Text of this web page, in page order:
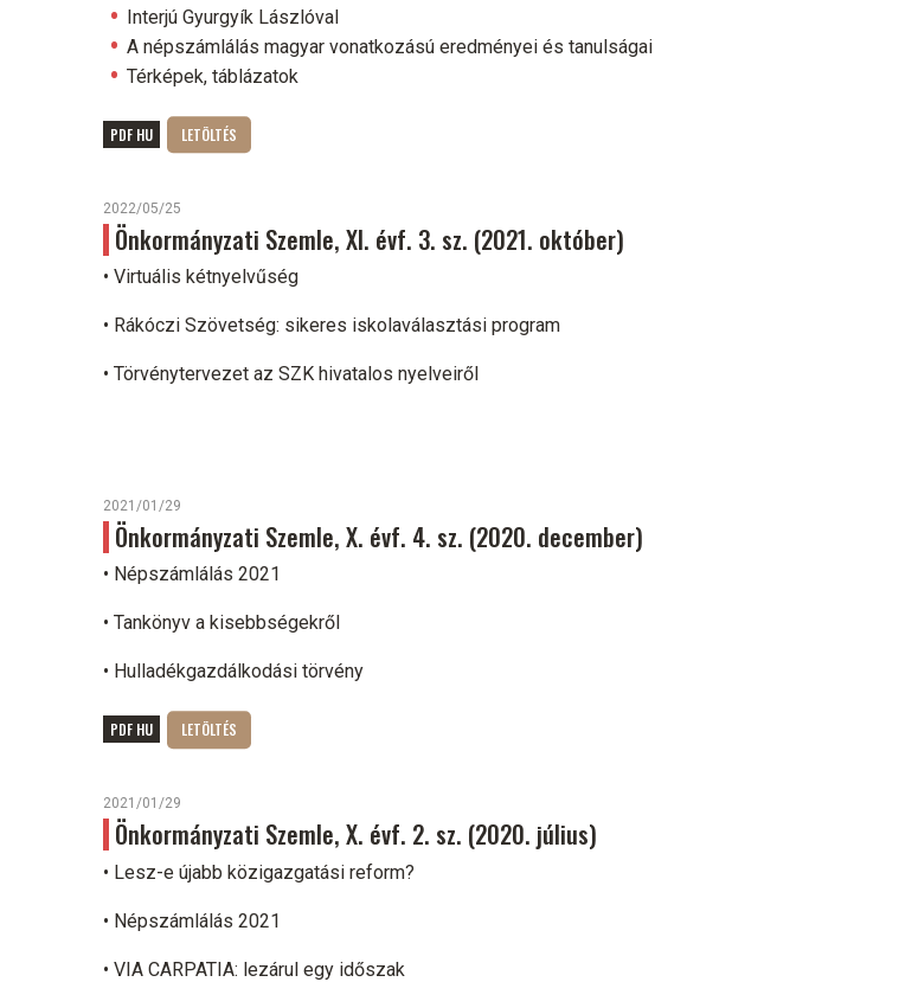
Interjú Gyurgyík Lászlóval
A népszámlálás magyar vonatkozású eredményei és tanulságai
Térképek, táblázatok
PDF HU
2022/05/25
Önkormányzati Szemle, XI. évf. 3. sz. (2021. október)
• Virtuális kétnyelvűség
• Rákóczi Szövetség: sikeres iskolaválasztási program
• Törvénytervezet az SZK hivatalos nyelveiről
2021/01/29
Önkormányzati Szemle, X. évf. 4. sz. (2020. december)
• Népszámlálás 2021
• Tankönyv a kisebbségekről
• Hulladékgazdálkodási törvény
PDF HU
2021/01/29
Önkormányzati Szemle, X. évf. 2. sz. (2020. július)
• Lesz-e újabb közigazgatási reform?
• Népszámlálás 2021
• VIA CARPATIA: lezárul egy időszak